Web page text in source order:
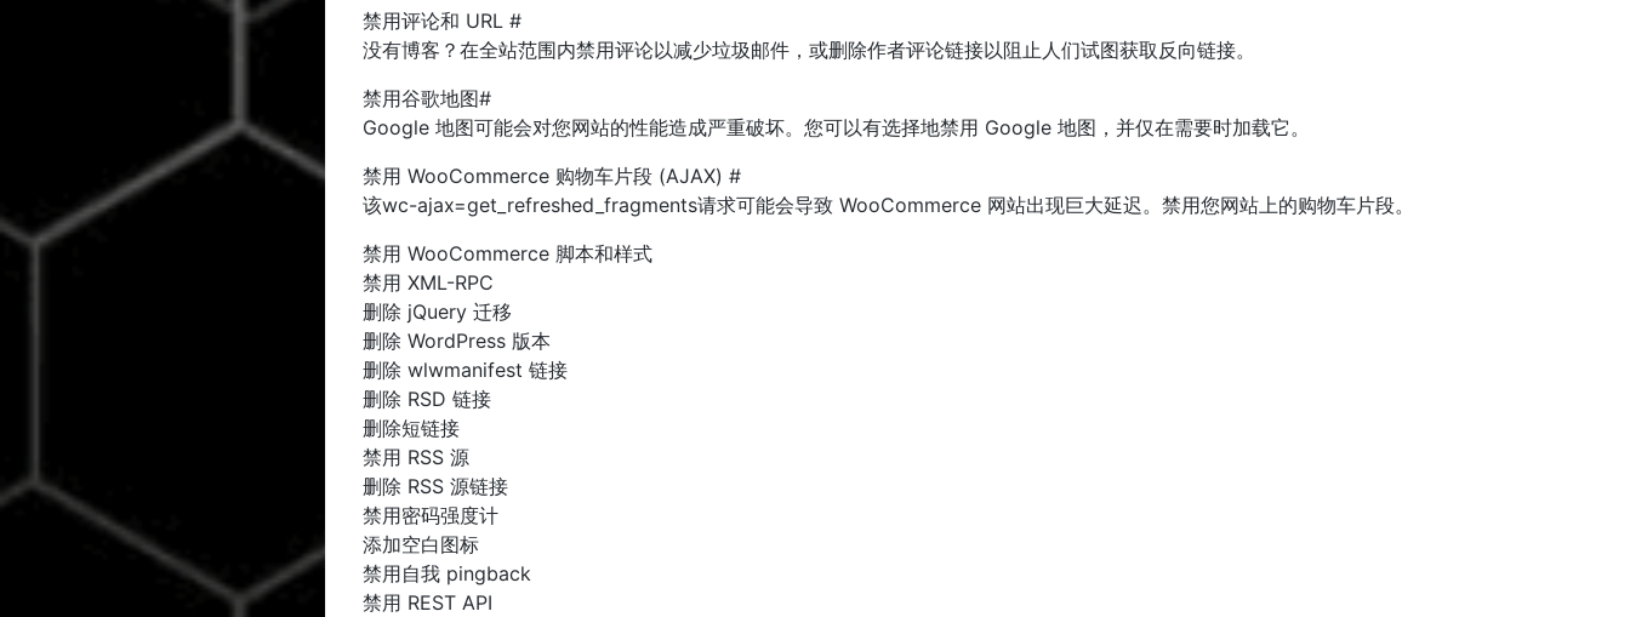
禁用评论和 URL #
没有博客？在全站范围内禁用评论以减少垃圾邮件，或删除作者评论链接以阻止人们试图获取反向链接。
禁用谷歌地图#
Google 地图可能会对您网站的性能造成严重破坏。您可以有选择地禁用 Google 地图，并仅在需要时加载它。
禁用 WooCommerce 购物车片段 (AJAX) #
该wc-ajax=get_refreshed_fragments请求可能会导致 WooCommerce 网站出现巨大延迟。禁用您网站上的购物车片段。
禁用 WooCommerce 脚本和样式
禁用 XML-RPC
删除 jQuery 迁移
删除 WordPress 版本
删除 wlwmanifest 链接
删除 RSD 链接
删除短链接
禁用 RSS 源
删除 RSS 源链接
禁用密码强度计
添加空白图标
禁用自我 pingback
禁用 REST API